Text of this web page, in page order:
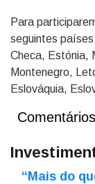
Para
seguintes
Checa, Estónia,
Montenegro,
Eslováquia,
Comentários
“Mais do